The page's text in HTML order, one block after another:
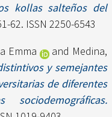
kollas salteños del
62. ISSN 2250-6543
Emma and Medina,
y semejantes
de diferentes
sociodemográficas.